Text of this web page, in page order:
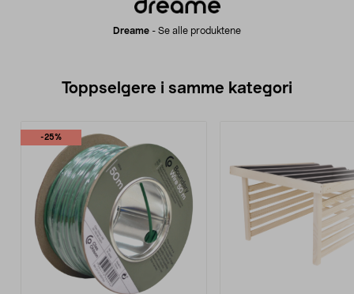
Dreame - Se alle produktene
Toppselgere i samme kategori
-25%